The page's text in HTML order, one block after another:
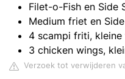
Filet-o-Fish en Side
Medium friet en
4 scampi friti, kleine
3 chicken wings,
Verzoek tot verwijderen